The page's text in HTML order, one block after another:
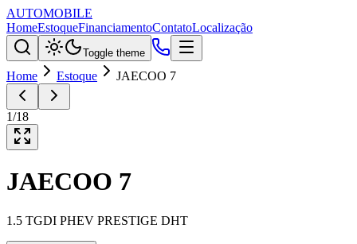
AUTOMOBILE
HomeEstoqueFinanciamentoContatoLocalização
Toggle theme
Home Estoque JAECOO 7
1/18
JAECOO 7
1.5 TGDI PHEV PRESTIGE DHT